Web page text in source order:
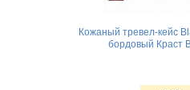
Кожаный тревел-кейс
бордовый Краст